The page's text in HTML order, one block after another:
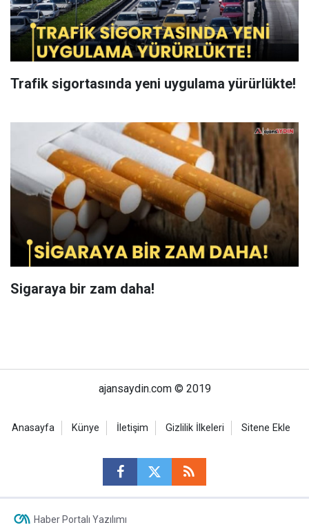
Trafik sigortasında yeni uygulama yürürlükte!
Sigaraya bir zam daha!
ajansaydin.com © 2019
Anasayfa Künye İletişim Gizlilik İlkeleri Sitene Ekle
Haber Portalı Yazılımı